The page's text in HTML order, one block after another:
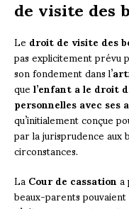
Ledroit de visite des
pas explicitement prévu
son fondement dans l’
quel’enfant a le droit
personnelles avec ses
qu’initialement conçue
par la jurisprudence
circonstances.
LaCour de cassation
beaux-parents